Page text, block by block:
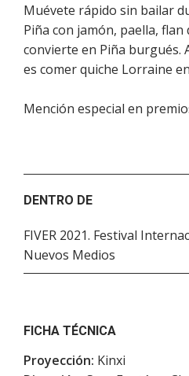
Muévete rápido sin bailar
Piña con jamón, paella, flan
convierte en Piña burgués.
es comer quiche Lorraine
Mención especial en
DENTRO DE
FIVER 2021. Festival
Nuevos Medios
FICHA TÉCNICA
Proyección: Kinxi